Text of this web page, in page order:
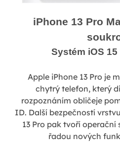
iPhone 13 Pro
Systém iOS
Apple iPhone 13 Pro je
chytrý telefon, který
rozpoznáním obličeje
ID. Další bezpečností
13 Pro pak tvoří operační
řadou nových